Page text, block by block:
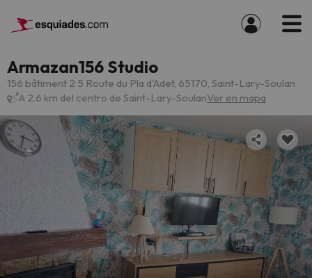
Armazan156 Studio
156 bâtiment 2 5 Route du Pla d'Adet, 65170, Saint-Lary-Soulan
A 2.6 km del centro de Saint-Lary-SoulanVer en mapa